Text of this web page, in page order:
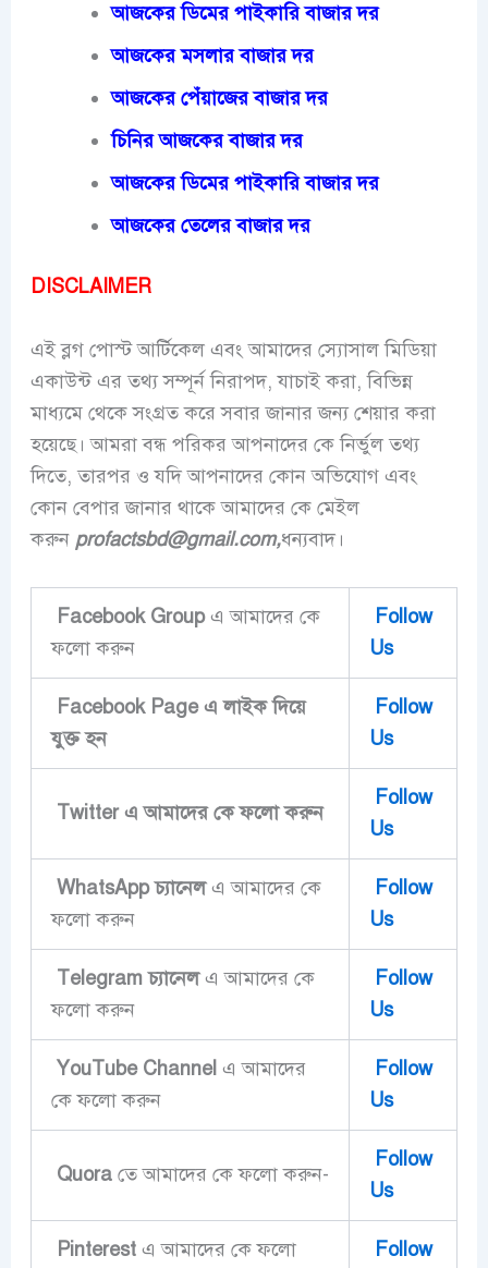
আজকের ডিমের পাইকারি বাজার দর
আজকের মসলার বাজার দর
আজকের পেঁয়াজের বাজার দর
চিনির আজকের বাজার দর
আজকের ডিমের পাইকারি বাজার দর
আজকের তেলের বাজার দর
DISCLAIMER
এই ব্লগ পোস্ট আর্টিকেল এবং আমাদের স্যোসাল মিডিয়া
একাউন্ট এর তথ্য সম্পূর্ন নিরাপদ, যাচাই করা, বিভিন্ন
মাধ্যমে থেকে সংগ্রত করে সবার জানার জন্য শেয়ার করা
হয়েছে। আমরা বন্ধ পরিকর আপনাদের কে নির্ভুল তথ্য
দিতে, তারপর ও যদি আপনাদের কোন অভিযোগ এবং
কোন বেপার জানার থাকে আমাদের কে মেইল
করুন profactsbd@gmail.com,ধন্যবাদ।
Facebook Groupএ আমাদের কে
ফলো করুন
Follow
Us
Facebook Page এ লাইক দিয়ে
‍যুক্ত হন
Follow
Us
Twitter এ আমাদের কে ফলো করুন
Follow
Us
WhatsApp চ্যানেলএ আমাদের কে
ফলো করুন
Follow
Us
Telegram চ্যানেলএ আমাদের কে
ফলো করুন
Follow
Us
YouTube Channel এ আমাদের
কে ফলো করুন
Follow
Us
Quoraতে আমাদের কে ফলো করুন-
Follow
Us
Pinterestএ আমাদের কে ফলো
Follow